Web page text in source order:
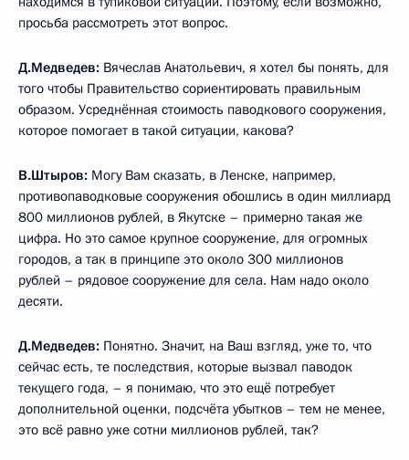
просьба рассмотреть этот вопрос.
Д.Медведев: Вячеслав Анатольевич, я хотел бы понять, для
того чтобы Правительство сориентировать правильным
образом. Усреднённая стоимость паводкового сооружения,
которое помогает в такой ситуации, какова?
В.Штыров: Могу Вам сказать, в Ленске, например,
противопаводковые сооружения обошлись в один миллиард
800 миллионов рублей, в Якутске – примерно такая же
цифра. Но это самое крупное сооружение, для огромных
городов, а так в принципе это около 300 миллионов
рублей – рядовое сооружение для села. Нам надо около
десяти.
Д.Медведев: Понятно. Значит, на Ваш взгляд, уже то, что
сейчас есть, те последствия, которые вызвал паводок
текущего года, – я понимаю, что это ещё потребует
дополнительной оценки, подсчёта убытков – тем не менее,
это всё равно уже сотни миллионов рублей, так?